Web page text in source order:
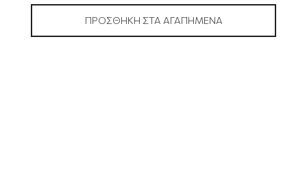
ΠΡΟΣΘΉΚΗ ΣΤΑ ΑΓΑΠΗΜΈΝΑ